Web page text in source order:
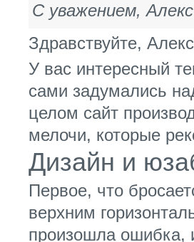
С уважением, Алекс
Здравствуйте,
У вас интересный
сами задумались
целом сайт
мелочи, которые
Дизайн и
Первое, что
верхним
произошла ошибка,